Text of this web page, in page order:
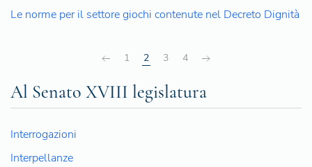
Le norme per il settore giochi contenute nel Decreto Dignità
1 2 3 4
Al Senato XVIII legislatura
Interrogazioni
Interpellanze